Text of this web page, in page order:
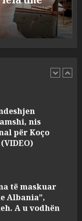
akuzon
nis
për Koço
të maskuar
Albania”,
A u vodhën